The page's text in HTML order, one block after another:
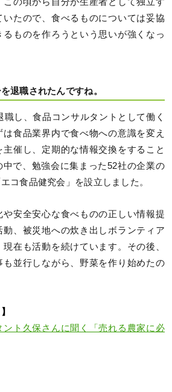
の頃から自分が生産者として独立す
いたので、食べるものについては妥協
ものを作ろうという思いが強くなっ
退職されたんですね。
職し、食品コンサルタントとして働く
食品業界内で食べ物への意識を変え
催し、定期的な情報交換をすること
で、勉強会に集まった52社の企業の
コ食品健究会」を設立しました。
や安全安心な食べものの正しい情報提
、被災地への炊き出しボランティア
在も活動を続けています。その後、
も並行しながら、野菜を作り始めたの
ント久保さんに聞く「売れる農家に必